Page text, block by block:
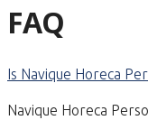
FAQ
Is Navique Horeca
Navique Horeca